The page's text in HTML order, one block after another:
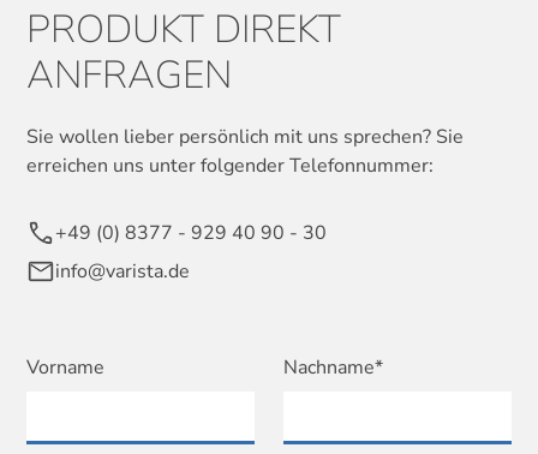
PRODUKT DIREKT
ANFRAGEN
Sie wollen lieber persönlich mit uns sprechen? Sie
erreichen uns unter folgender Telefonnummer:
+49 (0) 8377 - 929 40 90 - 30
info@varista.de
Vorname Nachname*